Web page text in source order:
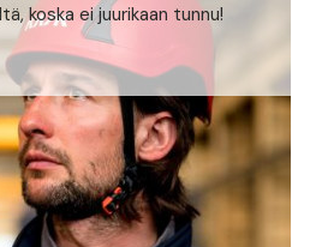
koska ei juurikaan tunnu!